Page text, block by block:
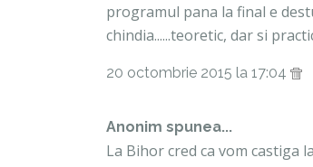
programul pana la final e
chindia......teoretic, dar si
20 octombrie 2015 la 17:04
Anonim spunea...
La Bihor cred ca vom castiga